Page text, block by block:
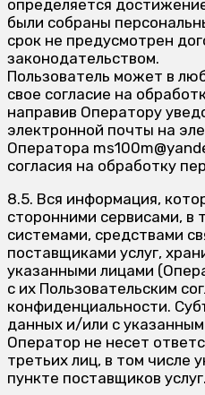
определяется
были собраны
срок не предусмотрен
законодательством.
Пользователь может в
свое согласие на
направив Оператору
электронной почты на
Оператора
согласия на обработку
8.5. Вся информация,
сторонними сервисами, в
системами, средствами
поставщиками услуг,
указанными лицами
с их Пользовательским
конфиденциальности.
данных и/или с
Оператор не несет
третьих лиц, в том числе
пункте поставщиков услуг.